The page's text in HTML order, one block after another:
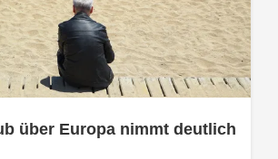
über Europa nimmt deutlich